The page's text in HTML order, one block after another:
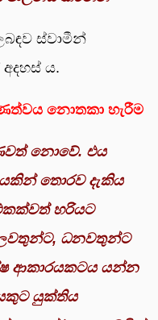
ස්වාමීන්
ය.
නොතකා හැරීම
නොවේ. එය
තොරව දැකිය
හරියට
ධනවතුන්ට
ආකාරයකටය යන්න
යුක්තිය